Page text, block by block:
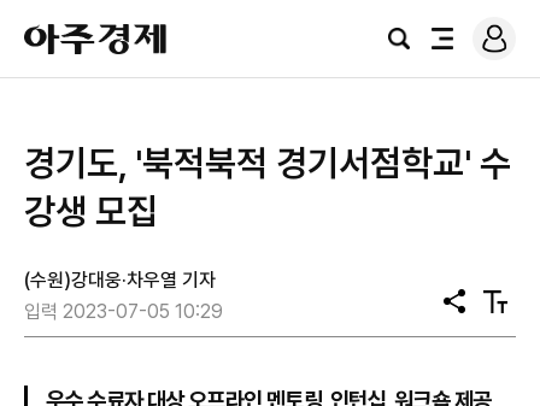
아
주
경
검
전
로
그
경기도, '북적북적 경기서점학교' 수
강생 모집
(수원)강대웅·차우열 기자
입력 2023-07-05 10:29
공
유
텍
스